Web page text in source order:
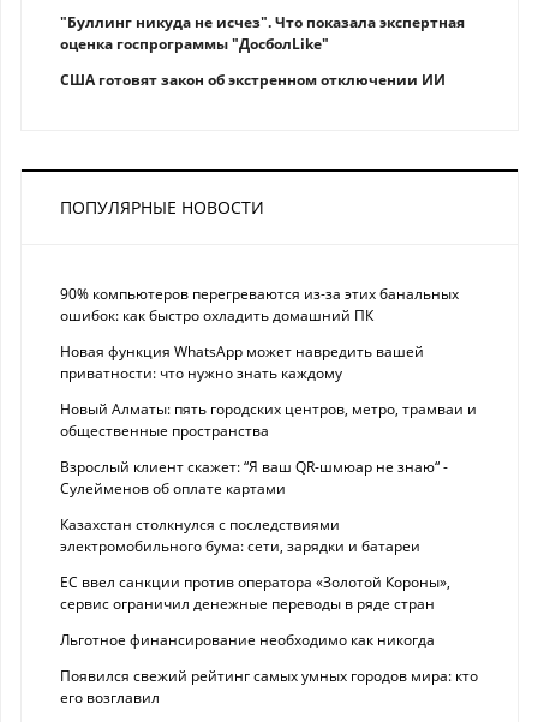
"Буллинг никуда не исчез". Что показала экспертная
оценка госпрограммы "ДосболLike"
США готовят закон об экстренном отключении ИИ
ПОПУЛЯРНЫЕ НОВОСТИ
90% компьютеров перегреваются из-за этих банальных
ошибок: как быстро охладить домашний ПК
Новая функция WhatsApp может навредить вашей
приватности: что нужно знать каждому
Новый Алматы: пять городских центров, метро, трамваи и
общественные пространства
Взрослый клиент скажет: “Я ваш QR-шмюар не знаю“ -
Сулейменов об оплате картами
Казахстан столкнулся с последствиями
электромобильного бума: сети, зарядки и батареи
ЕС ввел санкции против оператора «Золотой Короны»,
сервис ограничил денежные переводы в ряде стран
Льготное финансирование необходимо как никогда
Появился свежий рейтинг самых умных городов мира: кто
его возглавил